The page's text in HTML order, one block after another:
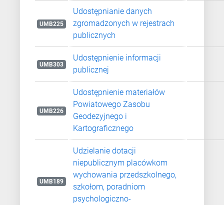
UMB225
Udostępnianie danych
zgromadzonych w rejestrach
publicznych
UMB303
Udostępnienie informacji
publicznej
UMB226
Udostępnienie materiałów
Powiatowego Zasobu
Geodezyjnego i
Kartograficznego
UMB189
Udzielanie dotacji
niepublicznym placówkom
wychowania przedszkolnego,
szkołom, poradniom
psychologiczno-